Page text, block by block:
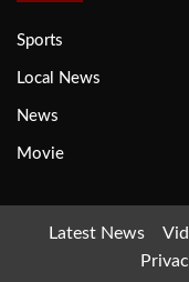
Sports
Local News
News
Movie
Latest News